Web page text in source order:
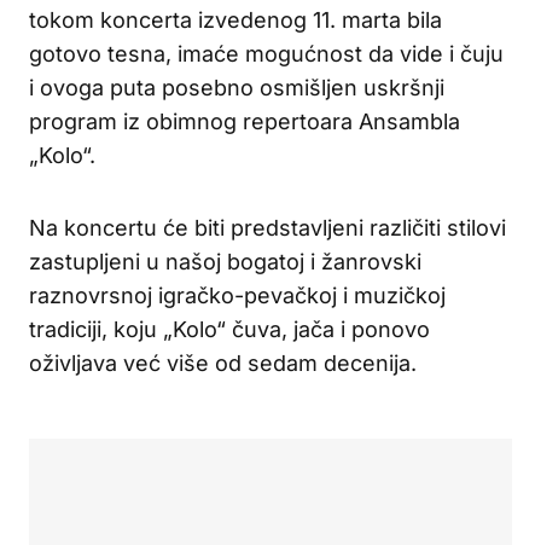
tokom koncerta izvedenog 11. marta bila
gotovo tesna, imaće mogućnost da vide i čuju
i ovoga puta posebno osmišljen uskršnji
program iz obimnog repertoara Ansambla
„Kolo“.
Na koncertu će biti predstavljeni različiti stilovi
zastupljeni u našoj bogatoj i žanrovski
raznovrsnoj igračko-pevačkoj i muzičkoj
tradiciji, koju „Kolo“ čuva, jača i ponovo
oživljava već više od sedam decenija.